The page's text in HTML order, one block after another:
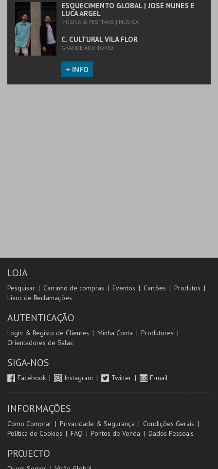
ESQUECIMENTO GLOBAL | JOSÉ NUNES E
LUCA ARGEL
MÚSICA & FESTIVAIS | MÚSICA
C. CULTURAL VILA FLOR
GRANDE AUDITÓRIO
+ INFO
LOJA
Pesquisar Carrinho de compras Eventos Cartões
Produtos
Livro de Reclamações
AUTENTICAÇÃO
Login & Registo de Clientes Minha Conta
Produtores
Orientadores de Salas
SIGA-NOS
Facebook Instagram Twitter E-mail
INFORMAÇÕES
Como Comprar Privacidade & Segurança
Condições Gerais
Política de Cookies
FAQ Pontos de Venda Dados Pessoais
PROJECTO